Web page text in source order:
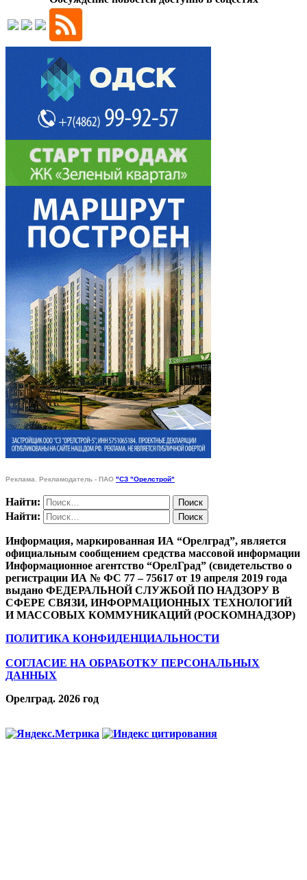
Реклама. Рекламодатель - ПАО "СЗ "Орелстрой"
Найти:
Найти:
Информация, маркированная ИА “Орелград”, является
официальным сообщением средства массовой информации
Информационное агентство “ОрелГрад” (свидетельство о
регистрации ИА № ФС 77 – 75617 от 19 апреля 2019 года
выдано ФЕДЕРАЛЬНОЙ СЛУЖБОЙ ПО НАДЗОРУ В
СФЕРЕ СВЯЗИ, ИНФОРМАЦИОННЫХ ТЕХНОЛОГИЙ
И МАССОВЫХ КОММУНИКАЦИЙ (РОСКОМНАДЗОР)
ПОЛИТИКА КОНФИДЕНЦИАЛЬНОСТИ
СОГЛАСИЕ НА ОБРАБОТКУ ПЕРСОНАЛЬНЫХ
ДАННЫХ
Орелград. 2026 год